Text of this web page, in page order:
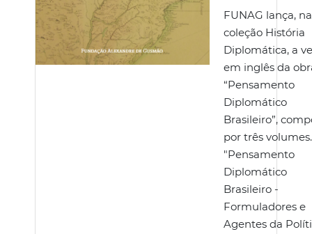
FUNAG lança, na
coleção História
Diplomática, a
em inglês da
“Pensamento
Diplomático
Brasileiro”,
por três
"Pensamento
Diplomático
Brasileiro -
Formuladores e
Agentes da